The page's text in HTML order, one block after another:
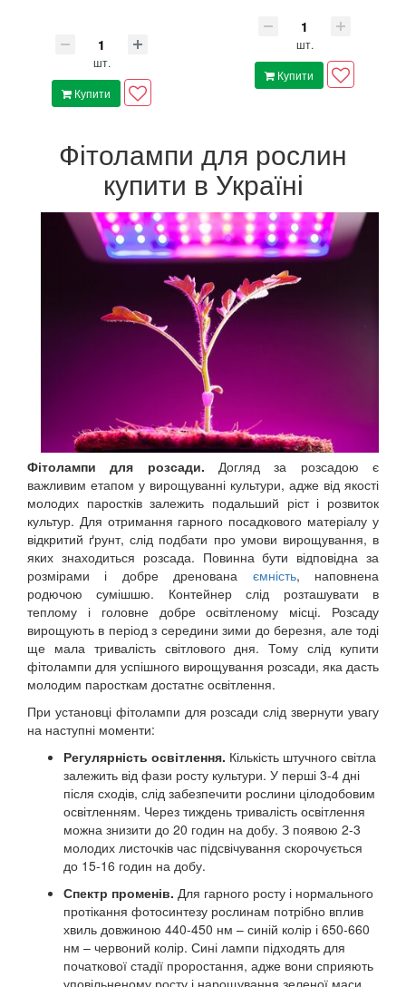
шт.
Купити
шт.
Купити
Фітолампи для рослин
купити в Україні
Фітолампи для розсади. Догляд за розсадою є
важливим етапом у вирощуванні культури, адже від якості
молодих паростків залежить подальший ріст і розвиток
культур. Для отримання гарного посадкового матеріалу у
відкритий ґрунт, слід подбати про умови вирощування, в
яких знаходиться розсада. Повинна бути відповідна за
розмірами і добре дренована ємність, наповнена
родючою сумішшю. Контейнер слід розташувати в
теплому і головне добре освітленому місці. Розсаду
вирощують в період з середини зими до березня, але тоді
ще мала тривалість світлового дня. Тому слід купити
фітолампи для успішного вирощування розсади, яка дасть
молодим паросткам достатнє освітлення.
При установці фітолампи для розсади слід звернути увагу
на наступні моменти:
Регулярність освітлення. Кількість штучного світла
залежить від фази росту культури. У перші 3-4 дні
після сходів, слід забезпечити рослини цілодобовим
освітленням. Через тиждень тривалість освітлення
можна знизити до 20 годин на добу. З появою 2-3
молодих листочків час підсвічування скорочується
до 15-16 годин на добу.
Спектр променів. Для гарного росту і нормального
протікання фотосинтезу рослинам потрібно вплив
хвиль довжиною 440-450 нм – синій колір і 650-660
нм – червоний колір. Сині лампи підходять для
початкової стадії проростання, адже вони сприяють